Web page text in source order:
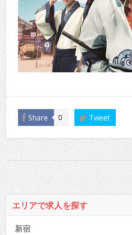
Share 0 Tweet
エリアで求人を探す
新宿